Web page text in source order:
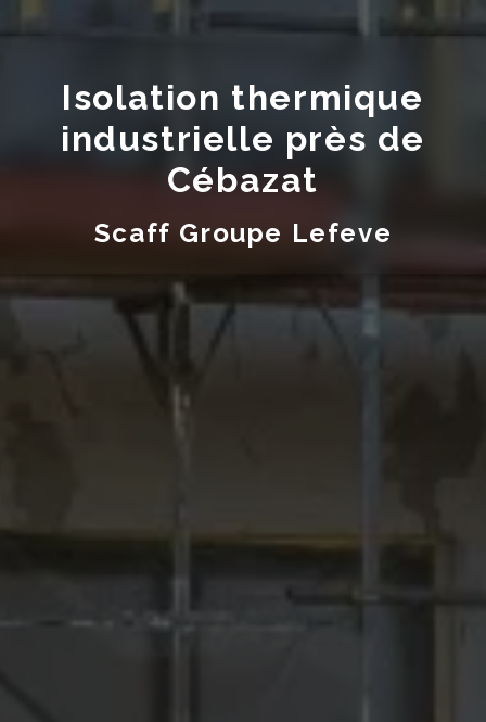
Isolation thermique
industrielle près de
Cébazat
Scaff Groupe Lefeve